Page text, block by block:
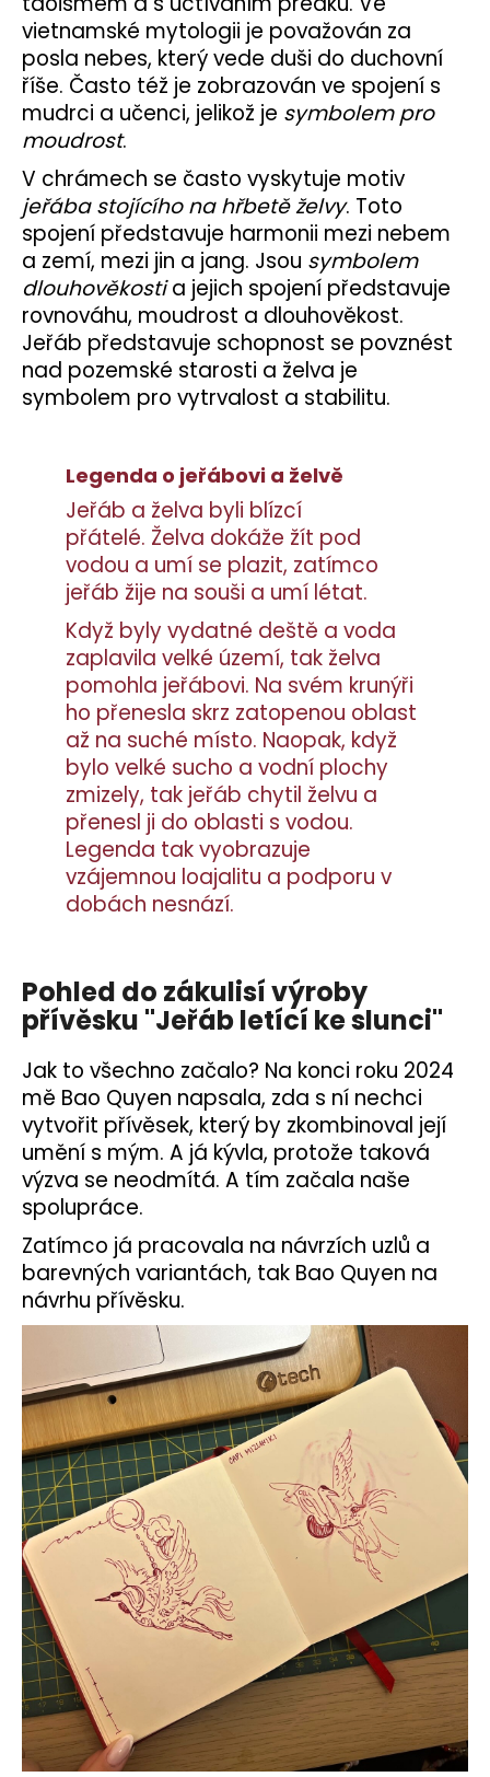
vietnamské mytologii je považován za
posla nebes, který vede duši do duchovní
říše. Často též je zobrazován ve spojení s
mudrci a učenci, jelikož je symbolem pro
moudrost.
V chrámech se často vyskytuje motiv
jeřába stojícího na hřbetě želvy. Toto
spojení představuje harmonii mezi nebem
a zemí, mezi jin a jang. Jsou symbolem
dlouhověkostia jejich spojení představuje
rovnováhu, moudrost a dlouhověkost.
Jeřáb představuje schopnost se povznést
nad pozemské starosti a želva je
symbolem pro vytrvalost a stabilitu.
Legenda o jeřábovi a želvě
Jeřáb a želva byli blízcí
přátelé. Želva dokáže žít pod
vodou a umí se plazit, zatímco
jeřáb žije na souši a umí létat.
Když byly vydatné deště a voda
zaplavila velké území, tak želva
pomohla jeřábovi. Na svém krunýři
ho přenesla skrz zatopenou oblast
až na suché místo. Naopak, když
bylo velké sucho a vodní plochy
zmizely, tak jeřáb chytil želvu a
přenesl ji do oblasti s vodou.
Legenda tak vyobrazuje
vzájemnou loajalitu a podporu v
dobách nesnází.
Pohled do zákulisí výroby
přívěsku "Jeřáb letící ke slunci"
Jak to všechno začalo? Na konci roku 2024
mě Bao Quyen napsala, zda s ní nechci
vytvořit přívěsek, který by zkombinoval její
umění s mým. A já kývla, protože taková
výzva se neodmítá. A tím začala naše
spolupráce.
Zatímco já pracovala na návrzích uzlů a
barevných variantách, tak Bao Quyen na
návrhu přívěsku.